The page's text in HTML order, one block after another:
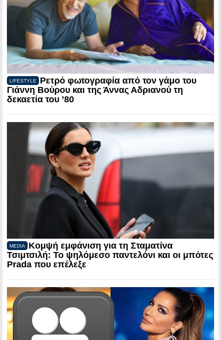
LIFESTYLE
Ρετρό φωτογραφία από τον γάμο του
Γιάννη Βούρου και της Άννας Αδριανού τη
δεκαετία του ’80
MEDIA
Κομψή εμφάνιση για τη Σταματίνα
Τσιμτσιλή: Το ψηλόμεσο παντελόνι και οι μπότες
Prada που επέλεξε